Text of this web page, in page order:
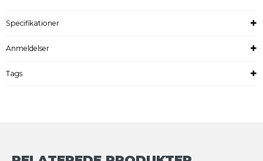
Specifikationer
Anmeldelser
Tags